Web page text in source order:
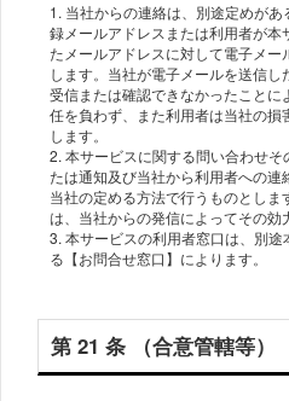
1. 当社からの連絡は、別途定めが
録メールアドレスまたは利⽤者が
たメールアドレスに対して電⼦メー
します。当社が電⼦メールを送信
受信または確認できなかったこと
任を負わず、また利⽤者は当社の損
します。
2. 本サービスに関する問い合わせ
たは通知及び当社から利⽤者への
当社の定める⽅法で⾏うものとし
は、当社からの発信によってその効
3. 本サービスの利⽤者窓⼝は、別
第 21 条 （合意管轄等）